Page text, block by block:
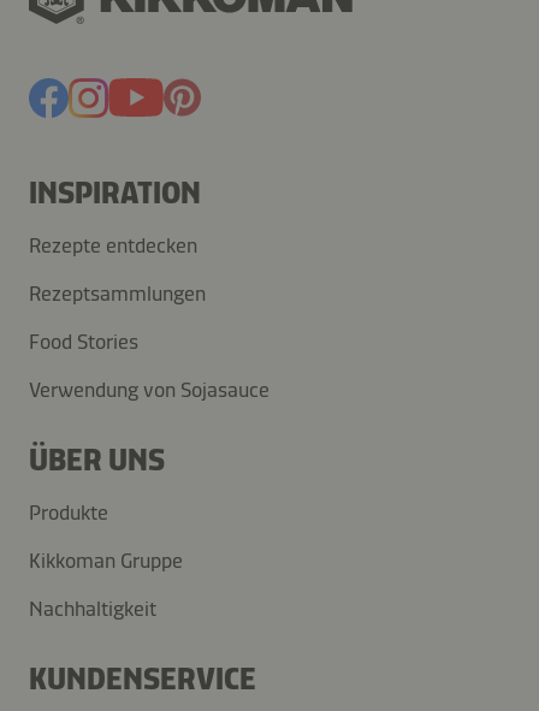
INSPIRATION
Rezepte entdecken
Rezeptsammlungen
Food Stories
Verwendung von Sojasauce
ÜBER UNS
Produkte
Kikkoman Gruppe
Nachhaltigkeit
KUNDENSERVICE